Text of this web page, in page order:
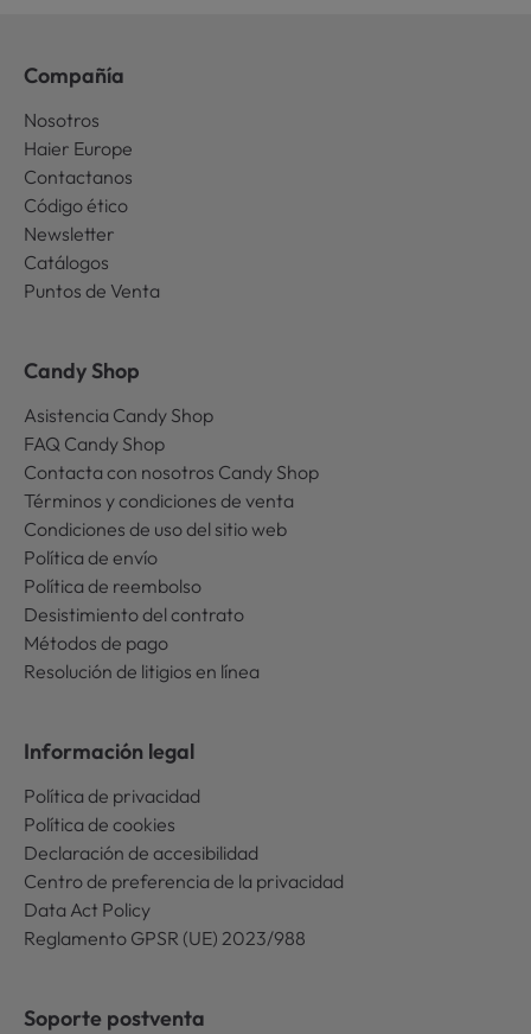
Compañía
Nosotros
Haier Europe
Contactanos
Código ético
Newsletter
Catálogos
Puntos de Venta
Candy Shop
Asistencia Candy Shop
FAQ Candy Shop
Contacta con nosotros Candy Shop
Términos y condiciones de venta
Condiciones de uso del sitio web
Política de envío
Política de reembolso
Desistimiento del contrato
Métodos de pago
Resolución de litigios en línea
Información legal
Política de privacidad
Política de cookies
Declaración de accesibilidad
Centro de preferencia de la privacidad
Data Act Policy
Reglamento GPSR (UE) 2023/988
Soporte postventa